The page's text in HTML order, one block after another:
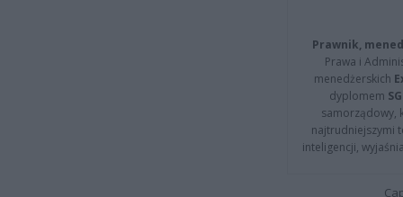
Prawnik,
Prawa i
menedżerskich
dyplomem
samorządowy,
najtrudniejszymi
inteligencji,